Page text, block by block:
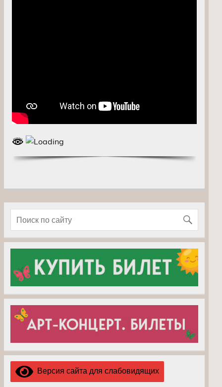
Версия сайта для слабовидящих